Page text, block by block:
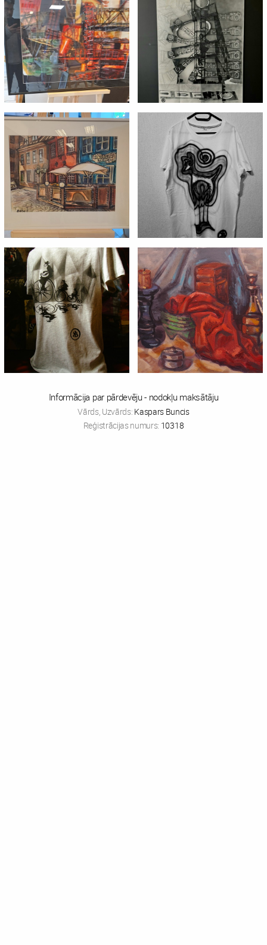
Informācija par pārdevēju - nodokļu maksātāju
Vārds, Uzvārds: Kaspars Buncis
Reģistrācijas numurs: 10318